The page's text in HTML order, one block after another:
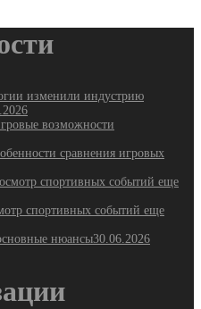
изменили индустрию
возможности
сравнения игровых
спортивных событий еще
нюансы30.06.2026